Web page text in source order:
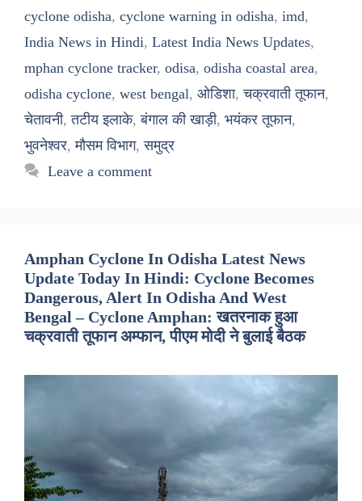
cyclone odisha, cyclone warning in odisha, imd,
India News in Hindi, Latest India News Updates,
mphan cyclone tracker, odisa, odisha coastal area,
odisha cyclone, west bengal, ओडिशा,चक्रवाती तूफान,
चेतावनी,तटीय इलाके,बंगाल की खाड़ी, भयंकर तूफान,
भुवनेश्वर,मौसम विभाग,समुद्र
Leave a comment
Amphan Cyclone In Odisha Latest News
Update Today In Hindi: Cyclone Becomes
Dangerous, Alert In Odisha And West
Bengal – Cyclone Amphan: खतरनाक हुआ
चक्रवाती तूफान अम्फान, पीएम मोदी ने बुलाई बैठक